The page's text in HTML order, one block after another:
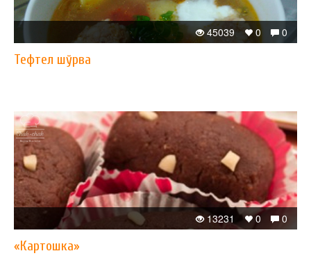
0
0
45039
Тефтел шўрва
0
0
13231
«Картошка»